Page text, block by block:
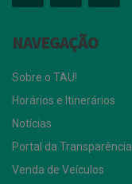
NAVEGAÇÃO
Sobre o TAU!
Horários e Itinerários
Notícias
Portal da Transparência
Venda de Veículos